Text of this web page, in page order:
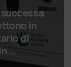
in
in …